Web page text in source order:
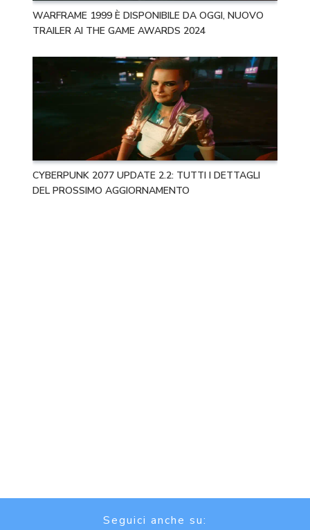
WARFRAME 1999 È DISPONIBILE DA OGGI, NUOVO
TRAILER AI THE GAME AWARDS 2024
CYBERPUNK 2077 UPDATE 2.2: TUTTI I DETTAGLI
DEL PROSSIMO AGGIORNAMENTO
Seguici anche su: